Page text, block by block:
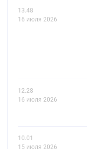
13.48
16 июля 2026
12.28
16 июля 2026
10.01
15 июля 2026